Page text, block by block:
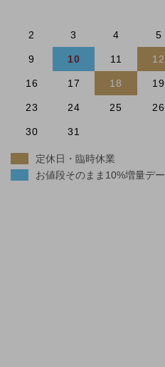
2 3 4 5
9 10 11 12
16 17 18 19
23 24 25 26
30 31
定休日・臨時休業
お値段そのまま10%増量デー